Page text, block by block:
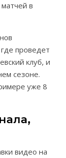
в
проведет
клуб, и
сезоне.
уже 8
видео на